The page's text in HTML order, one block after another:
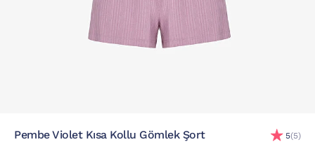
Pembe Violet Kısa Kollu Gömlek Şort
5(5)